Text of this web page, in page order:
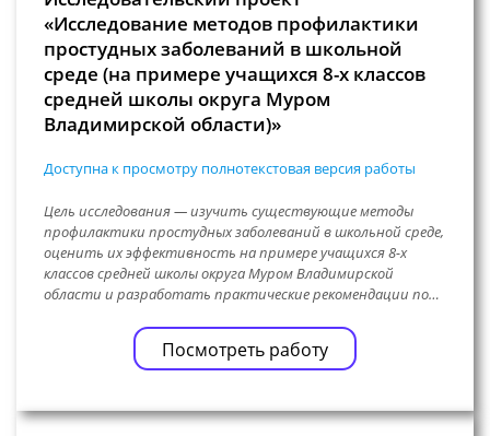
«Исследование методов профилактики
простудных заболеваний в школьной
среде (на примере учащихся 8-х классов
средней школы округа Муром
Владимирской области)»
Доступна к просмотру полнотекстовая версия работы
Цель исследования — изучить существующие методы
профилактики простудных заболеваний в школьной среде,
оценить их эффективность на примере учащихся 8-х
классов средней школы округа Муром Владимирской
области и разработать практические рекомендации по…
Посмотреть работу